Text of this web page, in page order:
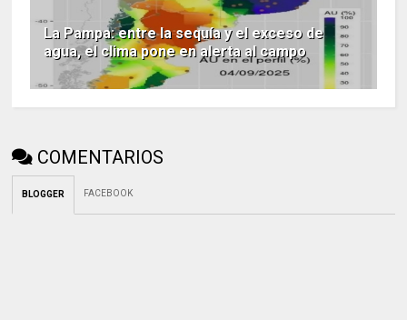
La Pampa: entre la sequía y el exceso de
agua, el clima pone en alerta al campo
COMENTARIOS
BLOGGER FACEBOOK